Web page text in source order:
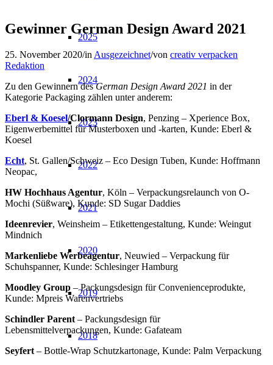
2025
2024
2023
2022
2021
2020
2019
2018
Gewinner German Design Award 2021
25. November 2020/in Ausgezeichnet/von creativ verpacken
Redaktion
Zu den Gewinnern desGerman Design Award 2021 in der
Kategorie Packaging zählen unter anderem:
Eberl & Koesel/Clormann Design, Penzing – Xperience Box,
Eigenwerbemittel für Musterboxen und -karten, Kunde: Eberl &
Koesel
Echt, St. Gallen/Schweiz – Eco Design Tuben, Kunde: Hoffmann
Neopac,
HW Hochhaus Agentur, Köln – Verpackungsrelaunch von O-
Mochi (Süßware), Kunde: SD Sugar Daddies
Ideenrevier, Weinsheim – Etikettengestaltung, Kunde: Weingut
Mindnich
Markenliebe Werbeagentur, Neuwied – Verpackung für
Schuhspanner, Kunde: Schlesinger Hamburg
Moodley Group – Packungsdesign für Convenienceprodukte,
Kunde: Mpreis Warenvertriebs
Schindler Parent – Packungsdesign für
Lebensmittelverpackungen, Kunde: Gafateam
Seyfert – Bottle-Wrap Schutzkartonage, Kunde: Palm Verpackung